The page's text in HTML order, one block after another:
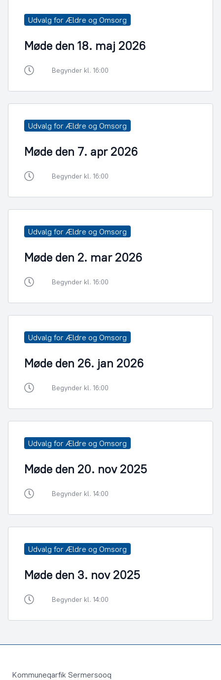
Udvalg for Ældre og Omsorg
Møde den 18. maj 2026
Begynder kl. 16:00
Udvalg for Ældre og Omsorg
Møde den 7. apr 2026
Begynder kl. 16:00
Udvalg for Ældre og Omsorg
Møde den 2. mar 2026
Begynder kl. 16:00
Udvalg for Ældre og Omsorg
Møde den 26. jan 2026
Begynder kl. 16:00
Udvalg for Ældre og Omsorg
Møde den 20. nov 2025
Begynder kl. 14:00
Udvalg for Ældre og Omsorg
Møde den 3. nov 2025
Begynder kl. 14:00
Kommuneqarfik Sermersooq